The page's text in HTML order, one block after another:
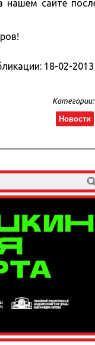
нашем сайте
18-02-2013
Категории:
Новости